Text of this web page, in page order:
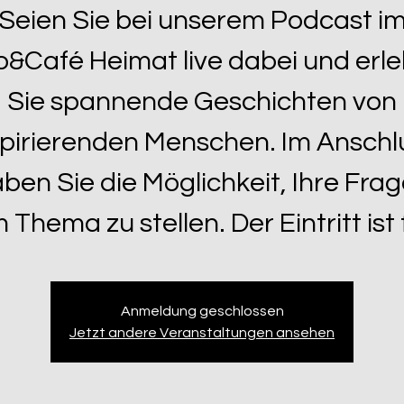
Seien Sie bei unserem Podcast
Heimat live dabei und
Sie spannende Geschichten von
Menschen. Im
Sie die Möglichkeit, Ihre
Thema zu stellen. Der Eintritt ist
Anmeldung geschlossen
Jetzt andere Veranstaltungen ansehen